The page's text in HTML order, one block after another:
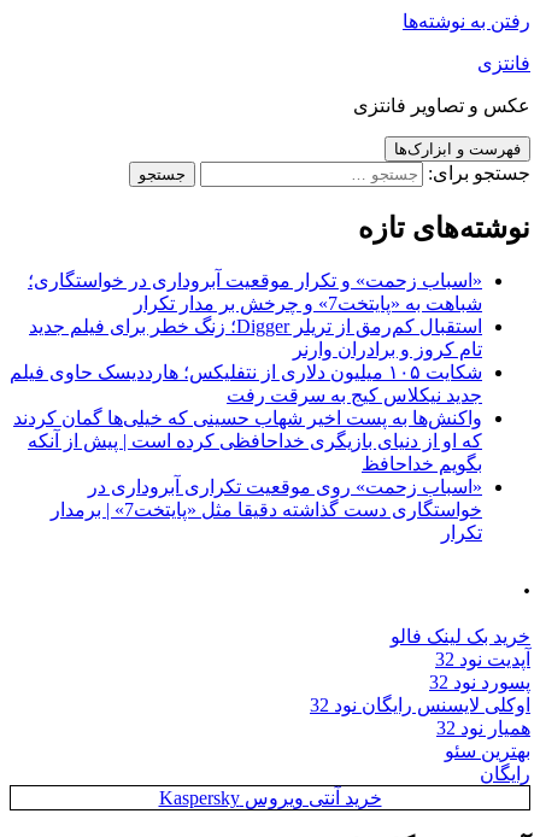
رفتن به نوشته‌ها
فانتزی
عکس و تصاویر فانتزی
فهرست و ابزارک‌ها
جستجو برای:
نوشته‌های تازه
«اسباب زحمت» و تکرار موقعیت آبروداری در خواستگاری؛
شباهت به «پایتخت7» و چرخش بر مدار تکرار
استقبال کم‌رمق از تریلر Digger؛ زنگ خطر برای فیلم جدید
تام کروز و برادران وارنر
شکایت ۱۰۵ میلیون دلاری از نتفلیکس؛ هارددیسک حاوی فیلم
جدید نیکلاس کیج به سرقت رفت
واکنش‌ها به پست اخیر شهاب حسینی که خیلی‌ها گمان کردند
که او از دنیای بازیگری خداحافظی کرده است | پیش از آنکه
بگویم خداحافظ
«اسباب زحمت» روی موقعیت تکراری آبروداری در
خواستگاری دست گذاشته دقیقا مثل «پایتخت7» | برمدار
تکرار
.
خرید بک لینک فالو
آپدیت نود 32
پسورد نود 32
اوکلی لایسنس رایگان نود 32
همیار نود 32
بهترین سئو
رایگان
خرید آنتی ویروس Kaspersky